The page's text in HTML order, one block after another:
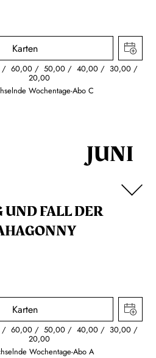
Karten
60,00 50,00 40,00 30,00
20,00
Wochentage-Abo C
JUNI
UND FALL DER
Karten
60,00 50,00 40,00 30,00
20,00
Wochentage-Abo A